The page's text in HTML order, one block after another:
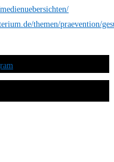
themen/praevention/